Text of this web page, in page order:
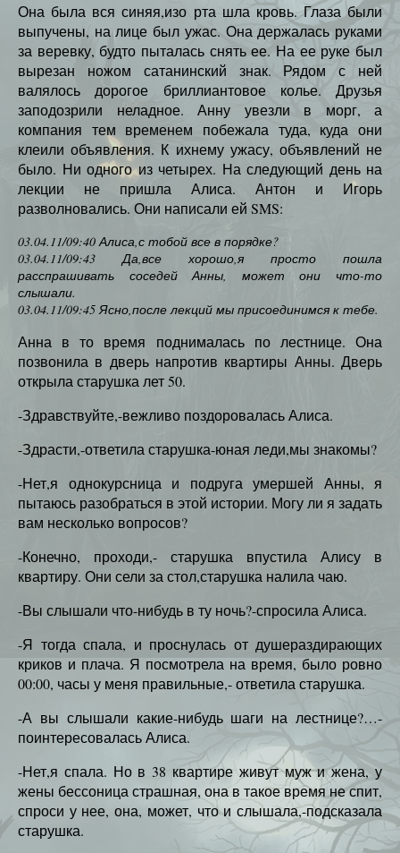
Она была вся синяя,изо рта шла кровь. Глаза были
выпучены, на лице был ужас. Она держалась руками
за веревку, будто пыталась снять ее. На ее руке был
вырезан ножом сатанинский знак. Рядом с ней
валялось дорогое бриллиантовое колье. Друзья
заподозрили неладное. Анну увезли в морг, а
компания тем временем побежала туда, куда они
клеили объявления. К ихнему ужасу, объявлений не
было. Ни одного из четырех. На следующий день на
лекции не пришла Алиса. Антон и Игорь
разволновались. Они написали ей SMS:
03.04.11/09:40 Алиса,с тобой все в порядке?
03.04.11/09:43 Да,все хорошо,я просто пошла
расспрашивать соседей Анны, может они что-то
слышали.
03.04.11/09:45 Ясно,после лекций мы присоединимся к тебе.
Анна в то время поднималась по лестнице. Она
позвонила в дверь напротив квартиры Анны. Дверь
открыла старушка лет 50.
-Здравствуйте,-вежливо поздоровалась Алиса.
-Здрасти,-ответила старушка-юная леди,мы знакомы?
-Нет,я однокурсница и подруга умершей Анны, я
пытаюсь разобраться в этой истории. Могу ли я задать
вам несколько вопросов?
-Конечно, проходи,- старушка впустила Алису в
квартиру. Они сели за стол,старушка налила чаю.
-Вы слышали что-нибудь в ту ночь?-спросила Алиса.
-Я тогда спала, и проснулась от душераздирающих
криков и плача. Я посмотрела на время, было ровно
00:00, часы у меня правильные,- ответила старушка.
-А вы слышали какие-нибудь шаги на лестнице?…-
поинтересовалась Алиса.
-Нет,я спала. Но в 38 квартире живут муж и жена, у
жены бессоница страшная, она в такое время не спит,
спроси у нее, она, может, что и слышала,-подсказала
старушка.